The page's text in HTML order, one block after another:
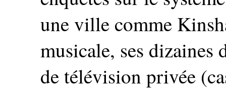
une ville comme
musicale, ses dizaines
de télévision privée